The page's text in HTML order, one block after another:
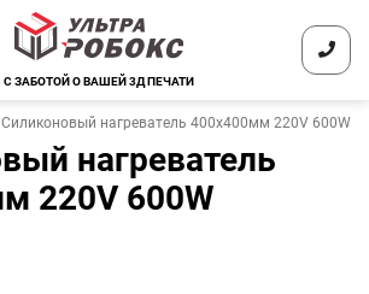
С ЗАБОТОЙ О ВАШЕЙ 3Д ПЕЧАТИ
Силиконовый нагреватель 400х400мм 220V 600W
нагреватель
220V 600W